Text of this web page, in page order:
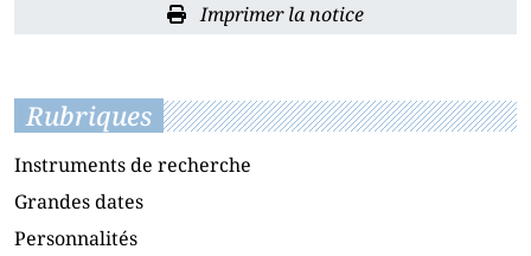
Imprimer la notice
Rubriques
Instruments de recherche
Grandes dates
Personnalités